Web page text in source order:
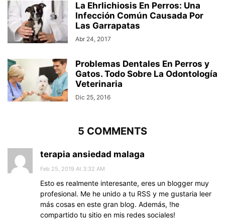
La Ehrlichiosis En Perros: Una
Infección Común Causada Por
Las Garrapatas
Abr 24, 2017
Problemas Dentales En Perros y
Gatos. Todo Sobre La Odontología
Veterinaria
Dic 25, 2016
5 COMMENTS
terapia ansiedad malaga
Feb 25, 2019 At 3:32 AM
Esto es realmente interesante, eres un blogger muy
profesional. Me he unido a tu RSS y me gustaria leer
más cosas en este gran blog. Además, !he
compartido tu sitio en mis redes sociales!